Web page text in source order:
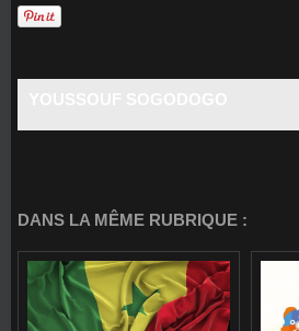
DANS LA MÊME RUBRIQUE :